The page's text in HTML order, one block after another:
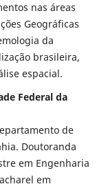
nas áreas
Geográficas
da
brasileira,
espacial.
Federal da
de
Doutoranda
em Engenharia
em